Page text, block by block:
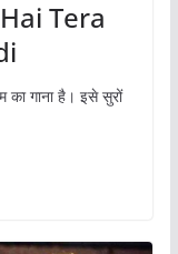
Hai Tera
का गाना है। इसे सुरों